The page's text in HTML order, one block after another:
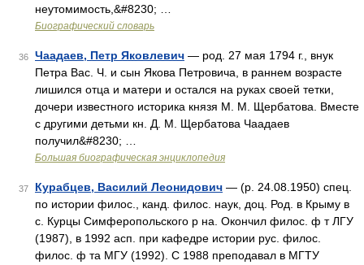
неутомимость,&#8230; …
Биографический словарь
36 Чаадаев, Петр Яковлевич — род. 27 мая 1794 г., внук
Петра Вас. Ч. и сын Якова Петровича, в раннем возрасте
лишился отца и матери и остался на руках своей тетки,
дочери известного историка князя М. М. Щербатова. Вместе
с другими детьми кн. Д. М. Щербатова Чаадаев
получил&#8230; …
Большая биографическая энциклопедия
37 Курабцев, Василий Леонидович — (р. 24.08.1950) спец.
по истории филос., канд. филос. наук, доц. Род. в Крыму в
с. Курцы Симферопольского р на. Окончил филос. ф т ЛГУ
(1987), в 1992 асп. при кафедре истории рус. филос.
филос. ф та МГУ (1992). С 1988 преподавал в МГТУ